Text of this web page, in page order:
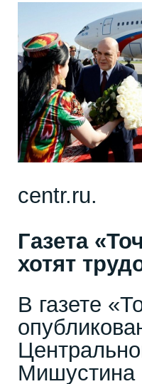
centr.ru.
Газета
хотят
В газете
Мишустина